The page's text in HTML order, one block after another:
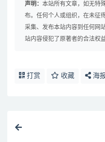
声明： 本站所有文章，如无特
布。任何个人或组织，在未征
采集、发布本站内容到任何网
站内容侵犯了原著者的合法权
打赏 收藏 海